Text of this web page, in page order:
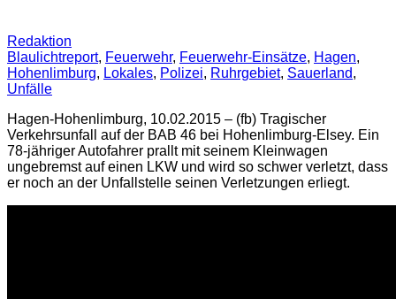
Redaktion
Blaulichtreport, Feuerwehr, Feuerwehr-Einsätze, Hagen,
Hohenlimburg, Lokales, Polizei, Ruhrgebiet, Sauerland,
Unfälle
Hagen-Hohenlimburg, 10.02.2015 – (fb) Tragischer
Verkehrsunfall auf der BAB 46 bei Hohenlimburg-Elsey. Ein
78-jähriger Autofahrer prallt mit seinem Kleinwagen
ungebremst auf einen LKW und wird so schwer verletzt, dass
er noch an der Unfallstelle seinen Verletzungen erliegt.